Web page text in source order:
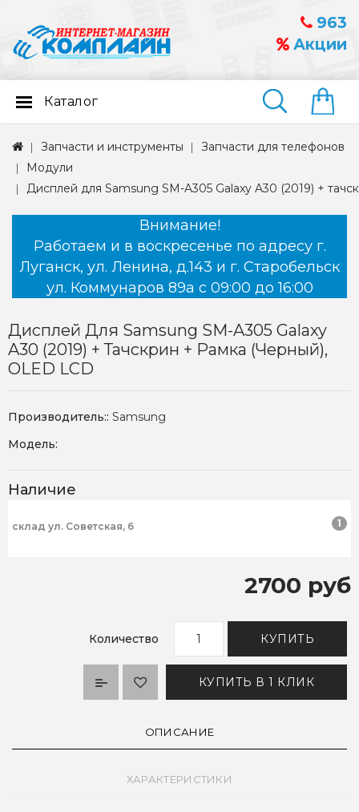
963
Акции
Найти
Каталог
Запчасти и инструменты
Запчасти для телефонов
Модули
Дисплей для Samsung SM-A305 Galaxy A30 (2019) +
Внимание!
Работаем и в воскресенье по адресу г.
Луганск, ул. Ленина, д.143 и г. Старобельск
ул. Коммунаров 89а с 09:00 до 16:00
Дисплей Для Samsung SM-A305 Galaxy
A30 (2019) + Тачскрин + Рамка (черный),
OLED LCD
Производитель:: Samsung
Модель:
Наличие
склад ул. Советская, 6 1
2700 руб
Количество КУПИТЬ
КУПИТЬ В 1 КЛИК
ОПИСАНИЕ
ХАРАКТЕРИСТИКИ